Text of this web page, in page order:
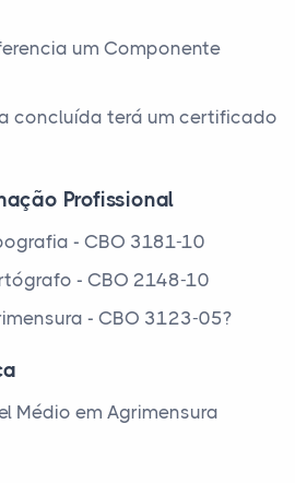
um Componente
concluída terá um certificado
Profissional
- CBO 3181-10
- CBO 2148-10
- CBO 3123-05?
Médio em Agrimensura